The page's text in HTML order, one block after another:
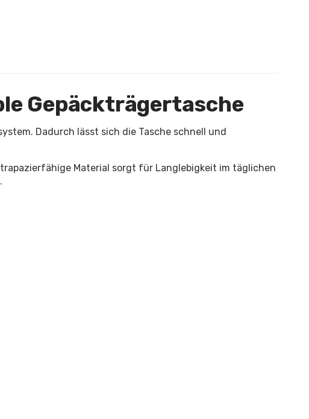
Gepäckträgertasche
Dadurch lässt sich die Tasche schnell und
Material sorgt für Langlebigkeit im täglichen